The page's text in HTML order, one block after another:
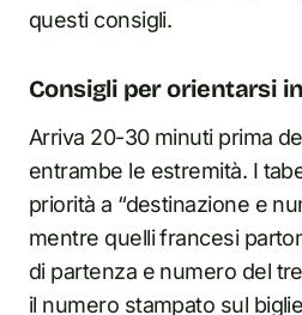
questi consigli.
Consigli per orientarsi
Arriva 20-30 minuti prima
entrambe le estremità. I
priorità a “destinazione e
mentre quelli francesi
di partenza e numero del
il numero stampato sul